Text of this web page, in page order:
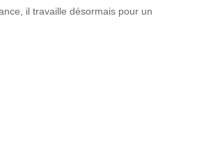
il travaille désormais pour un